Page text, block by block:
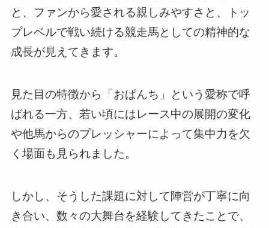
と、ファンから愛される親しみやすさと、トッ
プレベルで戦い続ける競走馬としての精神的な
成長が見えてきます。
見た目の特徴から「おぱんち」という愛称で呼
ばれる一方、若い頃にはレース中の展開の変化
や他馬からのプレッシャーによって集中力を欠
く場面も見られました。
しかし、そうした課題に対して陣営が丁寧に向
き合い、数々の大舞台を経験してきたことで、